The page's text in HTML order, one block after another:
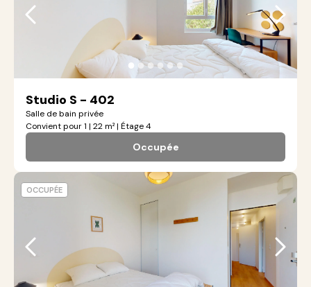
●●●●●●
Studio S - 402
Salle de bain privée
Convient pour 1 | 22 m² | Étage 4
Occupée
OCCUPÉE